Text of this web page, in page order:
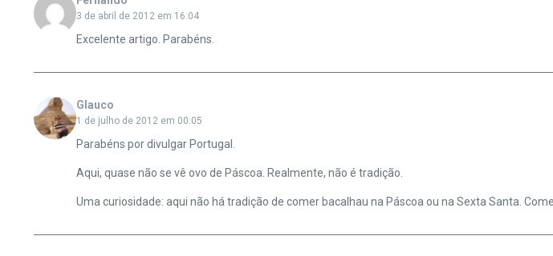
3 de abril de 2012 em 16:04
Excelente artigo. Parabéns.
Glauco
1 de julho de 2012 em 00:05
Parabéns por divulgar Portugal.
Aqui, quase não se vê ovo de Páscoa. Realmente, não é tradição.
Uma curiosidade: aqui não há tradição de comer bacalhau na Páscoa ou na Sexta Santa.